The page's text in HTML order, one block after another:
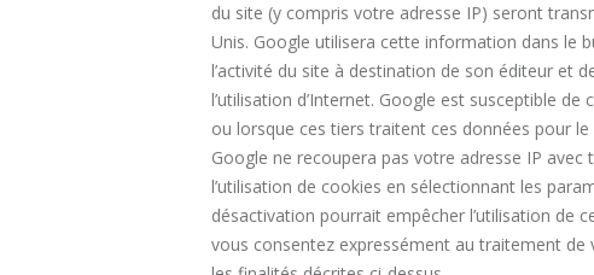
du site (y compris votre adresse IP) seront
Unis. Google utilisera cette information dans le
l’activité du site à destination de son éditeur et
l’utilisation d’Internet. Google est susceptible
ou lorsque ces tiers traitent ces données pour
Google ne recoupera pas votre adresse IP
l’utilisation de cookies en sélectionnant les
désactivation pourrait empêcher l’utilisation de
vous consentez expressément au traitement